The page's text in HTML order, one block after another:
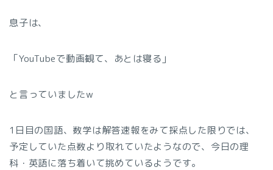
息子は、
「YouTubeで動画観て、あとは寝る」
と言っていましたw
1日目の国語、数学は解答速報をみて採点した限りでは、
予定していた点数より取れていたようなので、今日の理
科・英語に落ち着いて挑めているようです。